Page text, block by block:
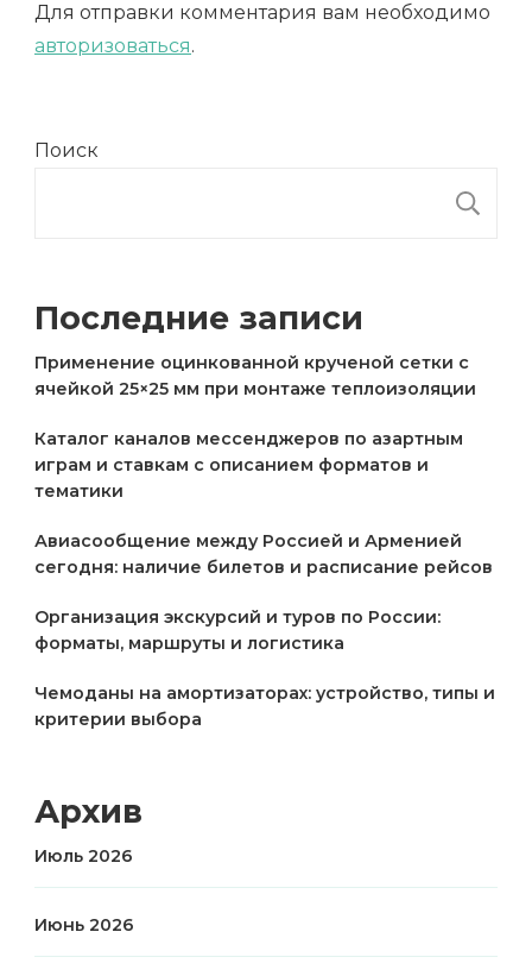
Для отправки комментария вам необходимо
авторизоваться.
Поиск
Последние записи
Применение оцинкованной крученой сетки с
ячейкой 25×25 мм при монтаже теплоизоляции
Каталог каналов мессенджеров по азартным
играм и ставкам с описанием форматов и
тематики
Авиасообщение между Россией и Арменией
сегодня: наличие билетов и расписание рейсов
Организация экскурсий и туров по России:
форматы, маршруты и логистика
Чемоданы на амортизаторах: устройство, типы и
критерии выбора
Архив
Июль 2026
Июнь 2026